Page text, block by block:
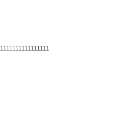
1111111111111111